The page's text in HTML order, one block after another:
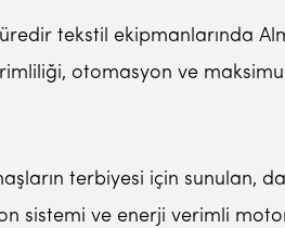
süredir tekstil ekipmanlarında
otomasyon ve
terbiyesi için sunulan,
sistemi ve enerji verimli